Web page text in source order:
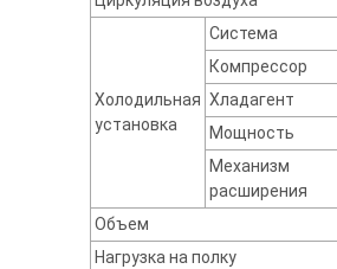
Холодильная
установка
Система
Компрессор
Хладагент
Мощность
Механизм
расширения
Объем
Нагрузка на полку